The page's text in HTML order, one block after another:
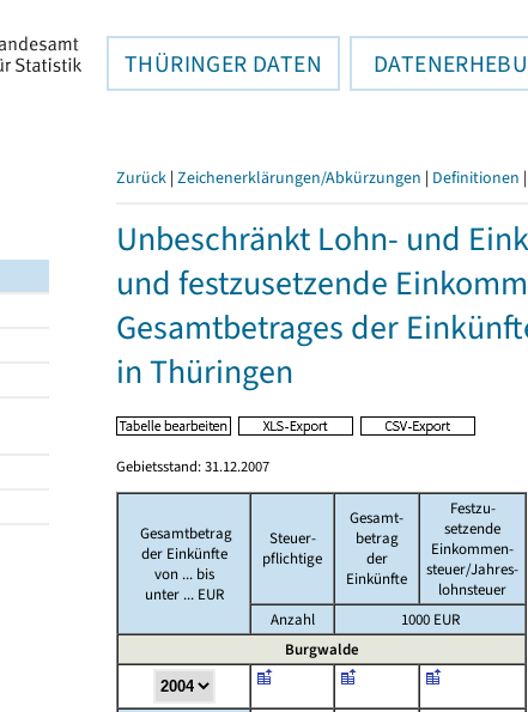
THÜRINGER DATEN
Zurück | Zeichenerklärungen/Abkürzungen | Definitionen |
Unbeschränkt Lohn- und
und festzusetzende
Gesamtbetrages der
in Thüringen
Gebietsstand: 31.12.2007
Gesamtbetrag
der Einkünfte
von ... bis
unter ... EUR
Steuer-
pflichtige
Gesamt-
betrag
der
Einkünfte
Festzu-
setzende
Einkommen-
steuer/Jahres-
lohnsteuer
Anzahl
1000 EUR
Burgwalde